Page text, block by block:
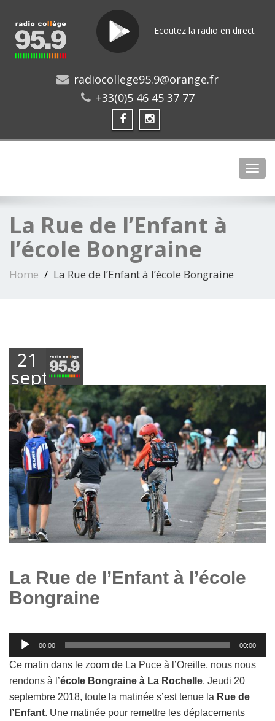
Ecoutez la radio en direct
radiocollege95.9@orange.fr
+33(0)5 46 45 37 77
La Rue de l’Enfant à
l’école Bongraine
Home La Rue de l’Enfant à l’école Bongraine
21
septembre
2018
La Rue de l’Enfant à l’école
Bongraine
Lecteur
audio
00:00 00:00
Ce matin dans le zoom de La Puce à l’Oreille, nous nous
rendons à l’école Bongraine à La Rochelle. Jeudi 20
septembre 2018, toute la matinée s’est tenue la Rue de
l’Enfant. Une matinée pour remettre les déplacements